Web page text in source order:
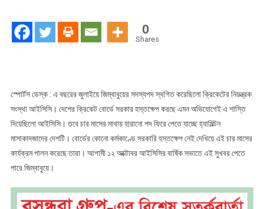
0
Shares
স্পোর্টস ডেস্ক : এ বছরের জুলাইয়ে জিম্বাবুয়ের সদস্যপদ স্থগিত করেছিলো ক্রিকেটের নিয়ন্ত্রক
সংস্থা আইসিসি। দেশের ক্রিকেট বোর্ডে সরকার হস্তক্ষেপ করছে এমন অভিযোগেই এ শাস্তি
দিয়েছিলো আইসিসি। তবে চার মাসের মাথায় হারানো পদ ফিরে পেতে যাচ্ছে হ্যামিল্টন
মাসাকাদজাদের দেশটি। বোর্ডের কোনো কর্মকাণ্ডে সরকারি হস্তক্ষেপ নেই দেখিয়ে এই চার মাসের
কার্যক্রম পালন করেছে তারা। আগামী ১২ অক্টোবর আইসিসির বার্ষিক সভাতে এই সুখবর পেতে
পারে জিম্বাবুয়ে।